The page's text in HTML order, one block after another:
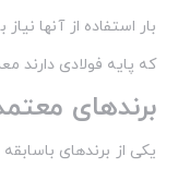
بار استفاده از آنها
که پایه فولادی دارند
برندهای
یکی از برندهای